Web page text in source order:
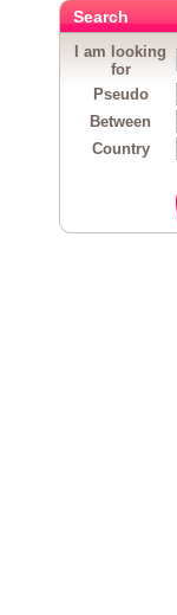
Search
I am looking
for
Pseudo
Between
Country